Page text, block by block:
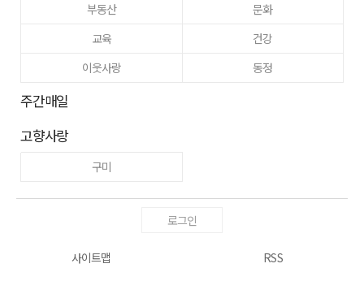
부동산
문화
교육
건강
이웃사랑
동정
주간매일
고향사랑
구미
로그인
사이트맵 RSS